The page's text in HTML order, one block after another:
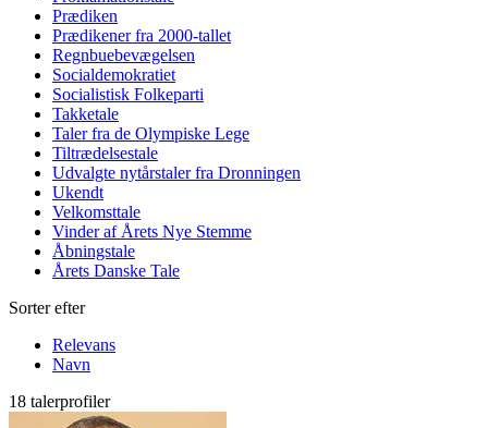
Prædiken
Prædikener fra 2000-tallet
Regnbuebevægelsen
Socialdemokratiet
Socialistisk Folkeparti
Takketale
Taler fra de Olympiske Lege
Tiltrædelsestale
Udvalgte nytårstaler fra Dronningen
Ukendt
Velkomsttale
Vinder af Årets Nye Stemme
Åbningstale
Årets Danske Tale
Sorter efter
Relevans
Navn
18 talerprofiler